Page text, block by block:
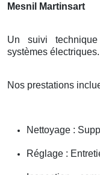
Mesnil Martinsart
Un suivi
systèmes électriques.
Nos prestations
Nettoyage :
Réglage :